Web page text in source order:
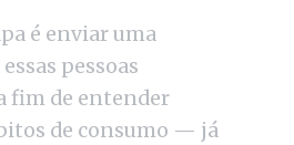
é enviar uma
pessoas
fim de entender
de consumo — já